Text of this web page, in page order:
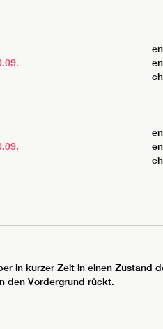
in kurzer Zeit in einen Zustand
den Vordergrund rückt.